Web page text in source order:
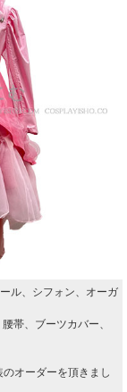
ル、シフォン、オーガ
帯、ブーツカバー、
オーダーを頂きまし